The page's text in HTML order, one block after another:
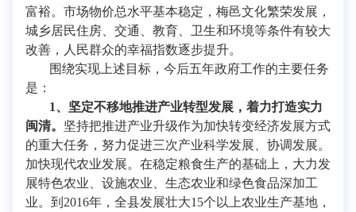
富裕。市场物价总水平基本稳定，梅邑文化繁荣发展，
城乡居民住房、交通、教育、卫生和环境等条件有较大
改善，人民群众的幸福指数逐步提升。
围绕实现上述目标，今后五年政府工作的主要任务
是：
1、坚定不移地推进产业转型发展，着力打造实力
闽清。 坚持把推进产业升级作为加快转变经济发展方式
的重大任务，努力促进三次产业科学发展、协调发展。
加快现代农业发展。在稳定粮食生产的基础上，大力发
展特色农业、设施农业、生态农业和绿色食品深加工
业。到2016年，全县发展壮大15个以上农业生产基地，